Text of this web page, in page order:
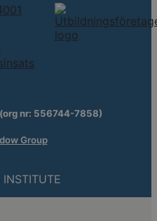
nr: 556744-7858)
Group